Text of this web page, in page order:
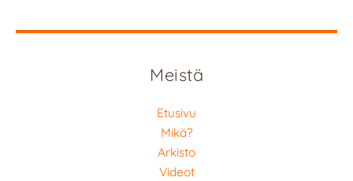
Meistä
Etusivu
Mikä?
Arkisto
Videot